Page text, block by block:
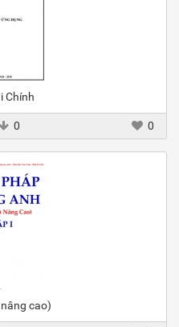
Chính
0 0
cao)